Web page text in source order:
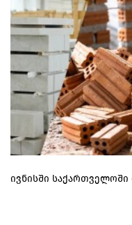
ივნისში საქართველოში